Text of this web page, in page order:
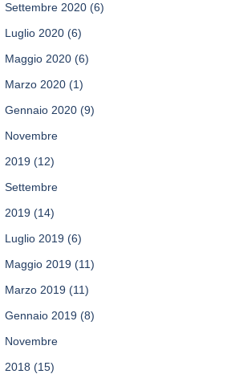
Settembre 2020 (6)
Luglio 2020 (6)
Maggio 2020 (6)
Marzo 2020 (1)
Gennaio 2020 (9)
Novembre
2019 (12)
Settembre
2019 (14)
Luglio 2019 (6)
Maggio 2019 (11)
Marzo 2019 (11)
Gennaio 2019 (8)
Novembre
2018 (15)